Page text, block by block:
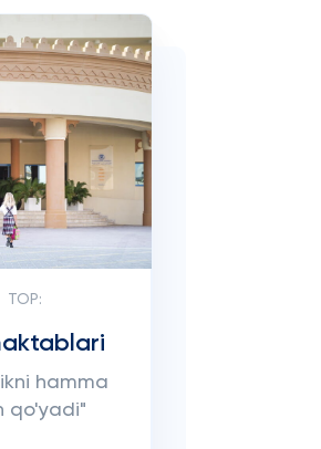
TOP:
hamma
qo'yadi"